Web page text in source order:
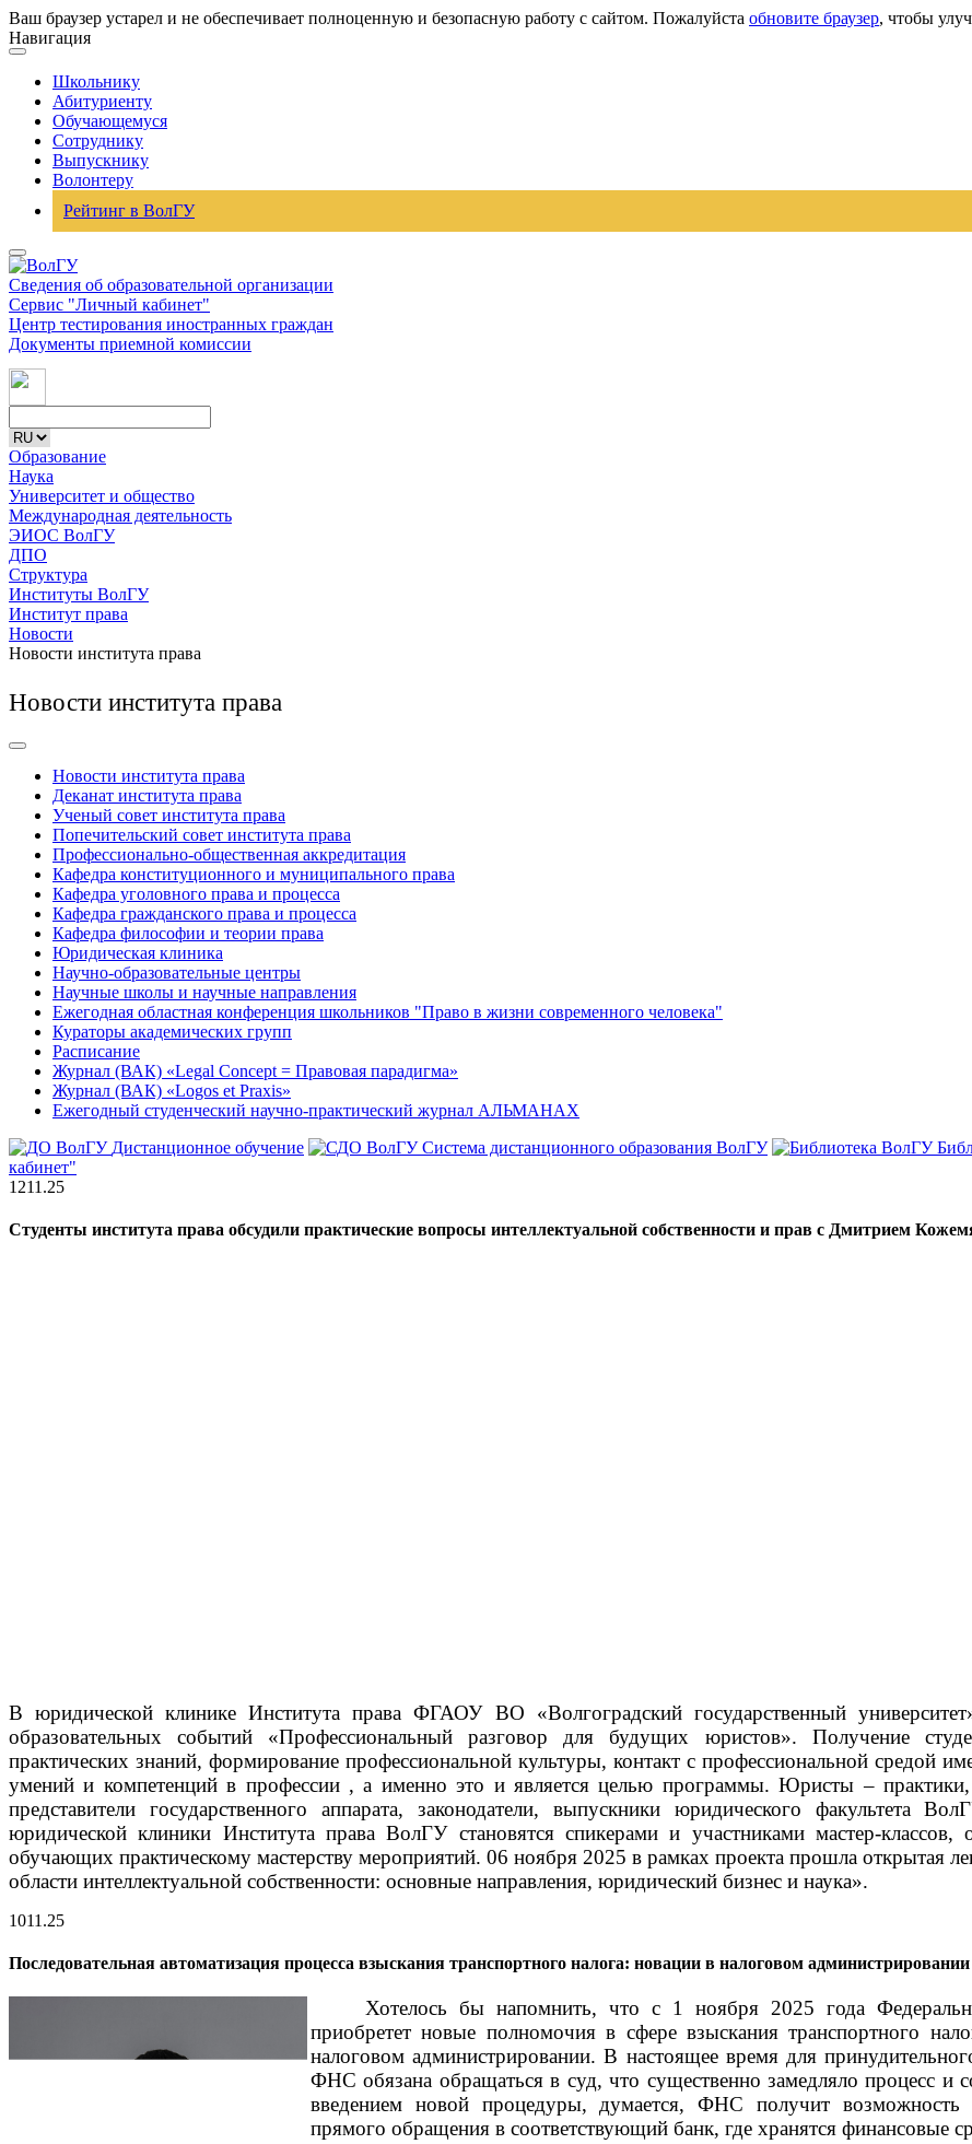
Ваш браузер устарел и не обеспечивает полноценную и безопасную работу с сайтом. Пожалуйста обновите браузер, чтобы
Навигация
Школьнику
Абитуриенту
Обучающемуся
Сотруднику
Выпускнику
Волонтеру
Рейтинг в ВолГУ
Сведения об образовательной организации
Сервис "Личный кабинет"
Центр тестирования иностранных граждан
Документы приемной комиссии
Образование
Наука
Университет и общество
Международная деятельность
ЭИОС ВолГУ
ДПО
Структура
Институты ВолГУ
Институт права
Новости
Новости института права
Новости института права
Новости института права
Деканат института права
Ученый совет института права
Попечительский совет института права
Профессионально-общественная аккредитация
Кафедра конституционного и муниципального права
Кафедра уголовного права и процесса
Кафедра гражданского права и процесса
Кафедра философии и теории права
Юридическая клиника
Научно-образовательные центры
Научные школы и научные направления
Ежегодная областная конференция школьников "Право в жизни современного человека"
Кураторы академических групп
Расписание
Журнал (ВАК) «Legal Concept = Правовая парадигма»
Журнал (ВАК) «Logos et Praxis»
Ежегодный студенческий научно-практический журнал АЛЬМАНАХ
Дистанционное обучение
Система дистанционного образования ВолГУ
кабинет"
1211.25
Студенты института права обсудили практические вопросы интеллектуальной собственности и прав с Дмитрием
В юридической клинике Института права ФГАОУ ВО «Волгоградский государственный
образовательных событий «Профессиональный разговор для будущих юристов». Получение
практических знаний, формирование профессиональной культуры, контакт с профессиональной средой
умений и компетенций в профессии , а именно это и является целью программы.Юристы – практики,
представители государственного аппарата, законодатели, выпускники юридического факультета
юридической клиники Института права ВолГУ становятся спикерами и участниками мастер-
обучающих практическому мастерству мероприятий. 06 ноября 2025 в рамках проекта прошла открытая
области интеллектуальной собственности: основные направления, юридический бизнес и наука».
1011.25
Последовательная автоматизация процесса взыскания транспортного налога: новации в налоговом
Хотелось бы напомнить, что с 1 ноября 2025 года
приобретет новые полномочия в сфере взыскания транспортного
налоговом администрировании. В настоящее время для
ФНС обязана обращаться в суд, что существенно замедляло процесс и
введением новой процедуры, думается, ФНС получит возможность
прямого обращения в соответствующий банк, где хранятся финансовые